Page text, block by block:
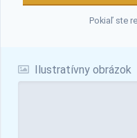
Ilustratívny obrázok
Pokiaľ ste